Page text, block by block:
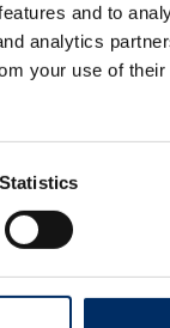
and to
analytics
your use of
Statistics